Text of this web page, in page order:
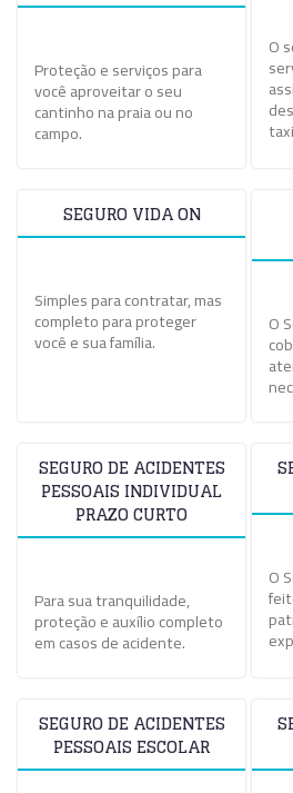
Proteção e serviços para
você aproveitar o seu
cantinho na praia ou no
campo.
O
SEGURO VIDA ON
Simples para contratar, mas
completo para proteger
você e sua família.
O
SEGURO DE ACIDENTES
PESSOAIS INDIVIDUAL
PRAZO CURTO
Para sua tranquilidade,
proteção e auxílio completo
em casos de acidente.
O
SEGURO DE ACIDENTES
PESSOAIS ESCOLAR